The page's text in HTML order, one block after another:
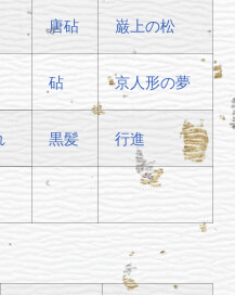
唐砧 巌上の松
砧 京人形の夢
黒髪 行進